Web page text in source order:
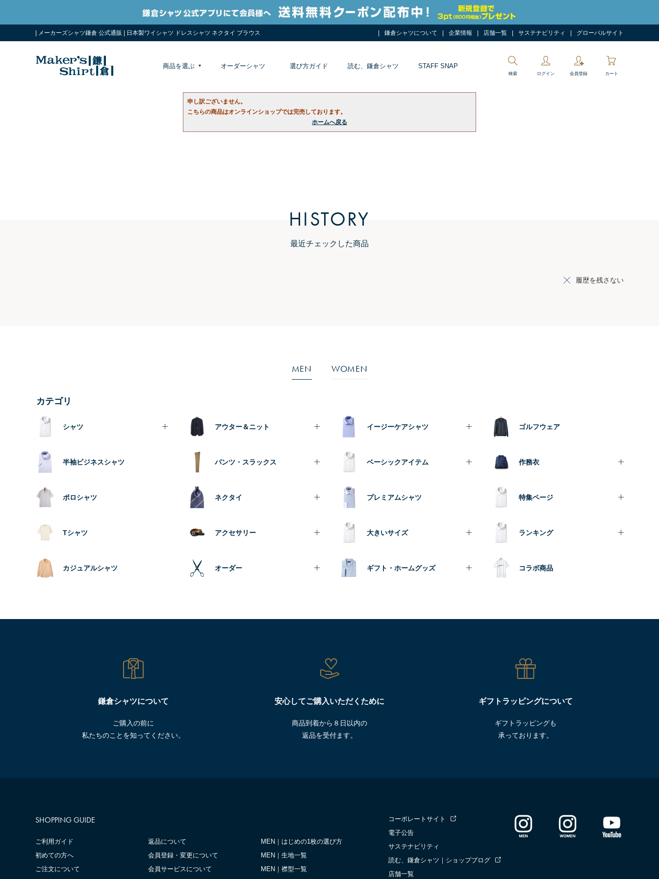
| メーカーズシャツ鎌倉 公式通販 | 日本製ワイシャツ ドレスシャツ ネクタイ ブラウス 鎌倉シャツについて 企業情報 店舗一覧 サステナビリティ グローバルサイト
商品を選ぶ オーダーシャツ 選び方ガイド 読む、鎌倉シャツ STAFF SNAP
検索 ログイン 会員登録 カート
申し訳ございません。
こちらの商品はオンラインショップでは完売しております。
ホームへ戻る
HISTORY
最近チェックした商品
履歴を残さない
MEN WOMEN
カテゴリ
シャツ
半袖ビジネスシャツ
ポロシャツ
Tシャツ
カジュアルシャツ
アウター＆ニット
パンツ・スラックス
ネクタイ
アクセサリー
オーダー
イージーケアシャツ
ベーシックアイテム
プレミアムシャツ
大きいサイズ
ギフト・ホームグッズ
ゴルフウェア
作務衣
特集ページ
ランキング
コラボ商品
鎌倉シャツについて
ご購入の前に
私たちのことを知ってください。
安心してご購入いただくために
商品到着から８日以内の
返品を受付ます。
ギフトラッピングについて
ギフトラッピングも
承っております。
SHOPPING GUIDE
ご利用ガイド
初めての方へ
ご注文について
返品について
会員登録・変更について
会員サービスについて
MEN｜はじめの1枚の選び方
MEN｜生地一覧
MEN｜襟型一覧
コーポレートサイト
電子公告
サステナビリティ
読む、鎌倉シャツ｜ショップブログ
店舗一覧